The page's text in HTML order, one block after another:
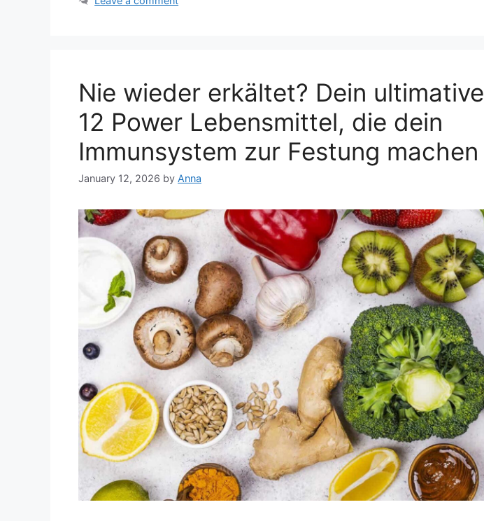
Nie wieder erkältet? Dein
12 Power Lebensmittel, die dein
Immunsystem zur Festung machen
January 12, 2026 by Anna